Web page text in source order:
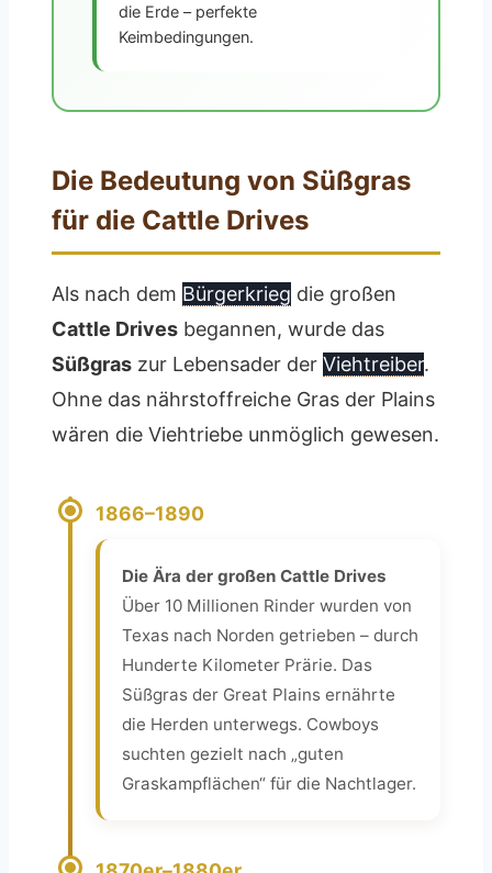
die Erde – perfekte
Keimbedingungen.
Die Bedeutung von Süßgras
für die Cattle Drives
Als nach dem Bürgerkrieg die großen
Cattle Drives begannen, wurde das
Süßgras zur Lebensader der Viehtreiber.
Ohne das nährstoffreiche Gras der Plains
wären die Viehtriebe unmöglich gewesen.
1866–1890
Die Ära der großen Cattle Drives
Über 10 Millionen Rinder wurden von
Texas nach Norden getrieben – durch
Hunderte Kilometer Prärie. Das
Süßgras der Great Plains ernährte
die Herden unterwegs. Cowboys
suchten gezielt nach „guten
Graskampflächen“ für die Nachtlager.